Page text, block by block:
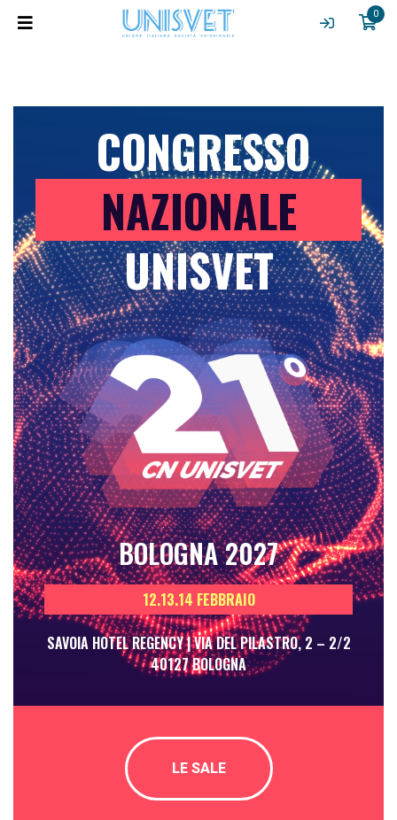
CONGRESSO
NAZIONALE
UNISVET
BOLOGNA 2027
12.13.14 FEBBRAIO
SAVOIA HOTEL REGENCY | VIA DEL PILASTRO, 2 – 2/2
40127 BOLOGNA
LE SALE
0